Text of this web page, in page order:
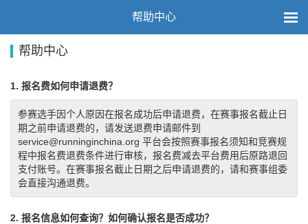
帮助中心
帮助中心
1. 报名费如何申请退费？
参赛选手因个人原因在报名成功后申请退费，在赛事报名截止日
期之前申请退费的，请发送退费申请邮件到
service@runninginchina.org 平台会按照赛事报名须知和竞赛规
程中报名费退费条件进行审核，报名费减去平台费用后原路退回
支付账号。在赛事报名截止日期之后申请退费的，请和赛事组委
会直接沟通退费。
2. 报名信息如何查询？如何确认报名是否成功？